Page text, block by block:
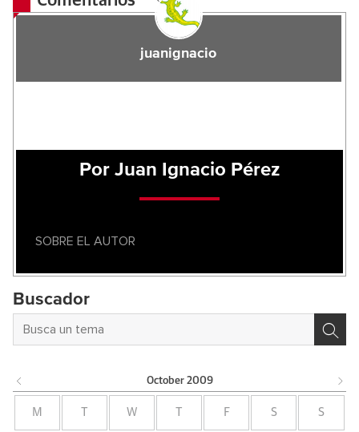
juanignacio
Por Juan Ignacio Pérez
SOBRE EL AUTOR
Buscador
October 2009
M W F S S